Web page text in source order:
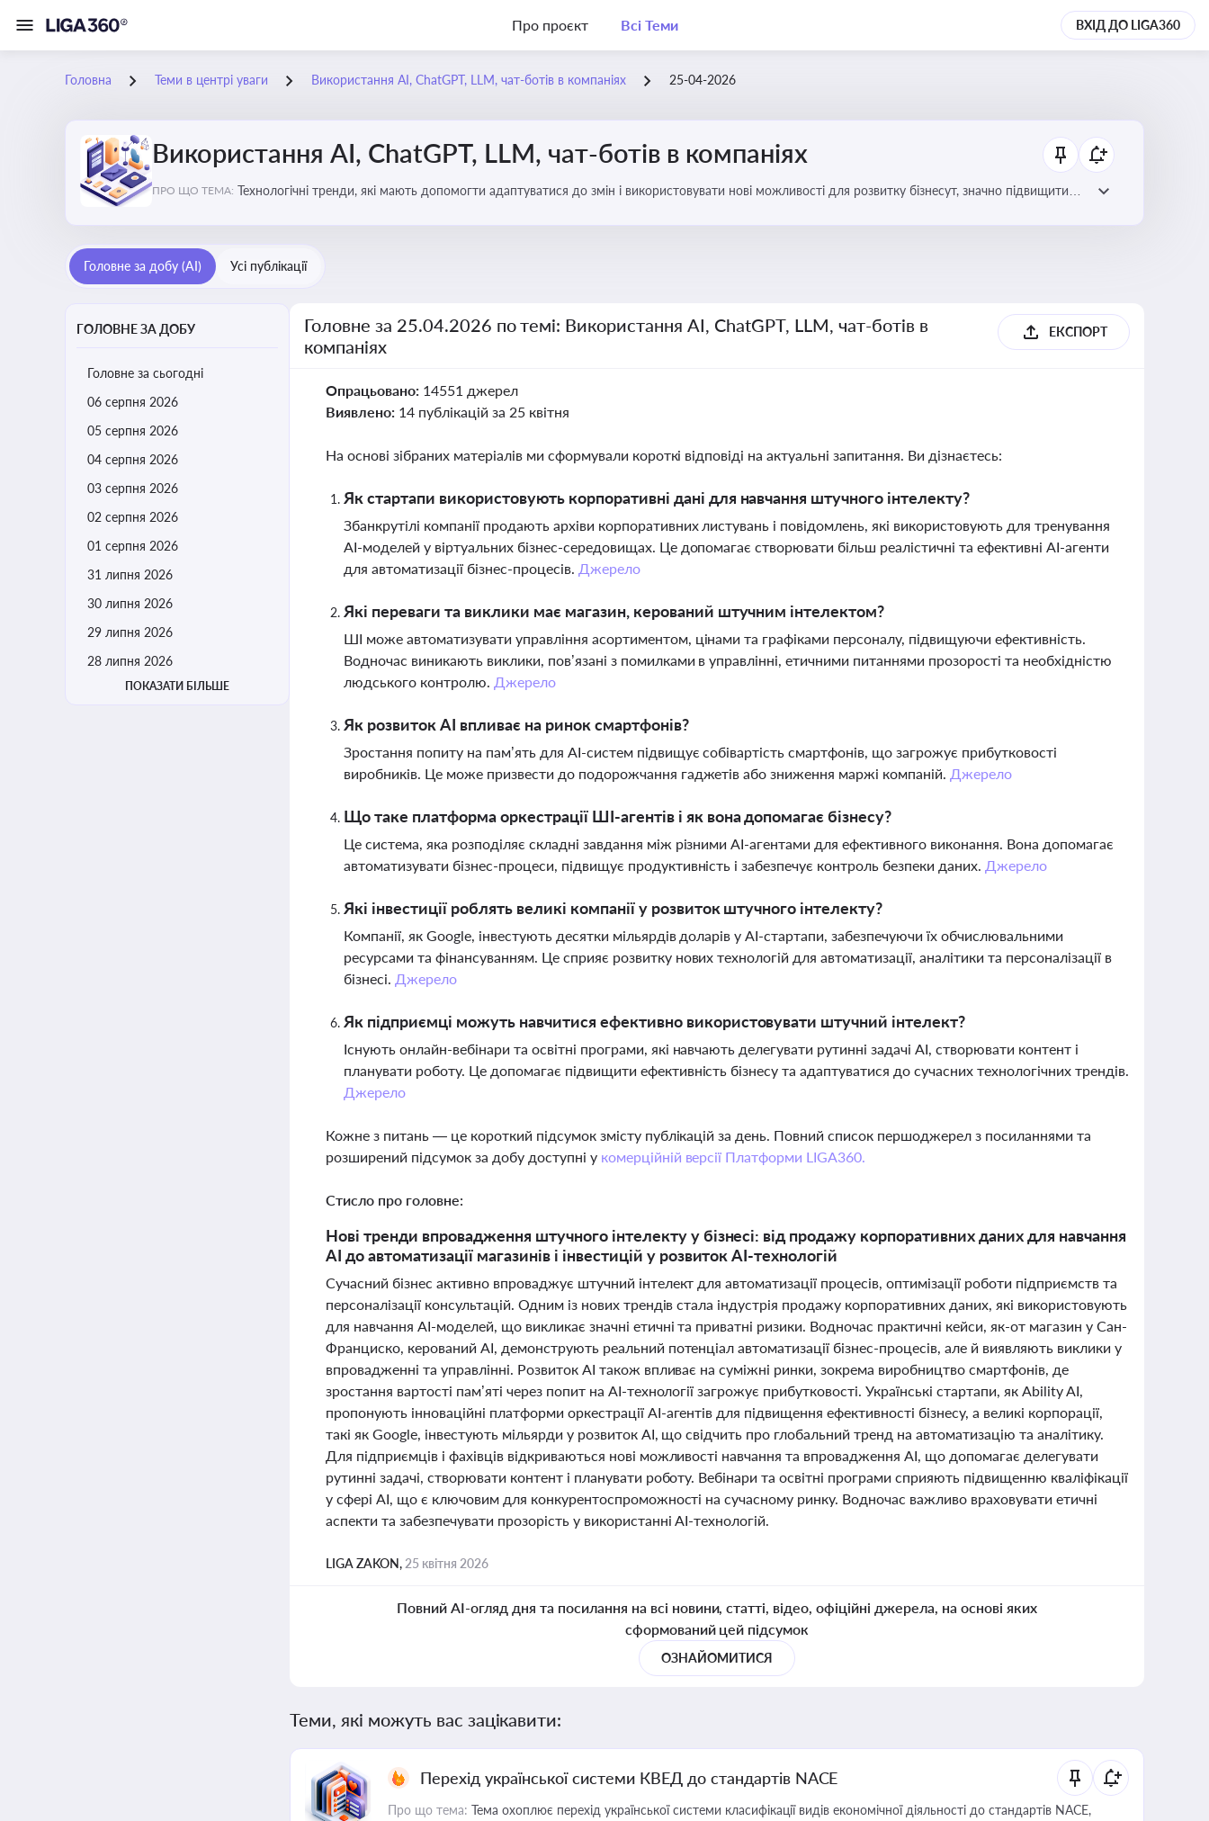
Про проєкт Всі Теми ВХІД ДО LIGA360
Головна Теми в центрі уваги Використання AI, ChatGPT, LLM, чат-ботів в компаніях 25-04-2026
Використання AI, ChatGPT, LLM, чат-ботів в компаніях
ПРО ЩО ТЕМА: Технологічні тренди, які мають допомогти адаптуватися до змін і використовувати нові можливості для розвитку бізнесут, значно підвищити
Головне за добу (AI) Усі публікації
ГОЛОВНЕ ЗА ДОБУ
Головне за сьогодні
06 серпня 2026
05 серпня 2026
04 серпня 2026
03 серпня 2026
02 серпня 2026
01 серпня 2026
31 липня 2026
30 липня 2026
29 липня 2026
28 липня 2026
ПОКАЗАТИ БІЛЬШЕ
Головне за 25.04.2026 по темі: Використання AI, ChatGPT, LLM, чат-ботів в
компаніях
ЕКСПОРТ
Опрацьовано: 14551 джерел
Виявлено: 14 публікацій за 25 квітня
На основі зібраних матеріалів ми сформували короткі відповіді на актуальні запитання. Ви дізнаєтесь:
Як стартапи використовують корпоративні дані для навчання штучного інтелекту?
Збанкрутілі компанії продають архіви корпоративних листувань і повідомлень, які використовують для тренування
AI-моделей у віртуальних бізнес-середовищах. Це допомагає створювати більш реалістичні та ефективні AI-агенти
для автоматизації бізнес-процесів. Джерело
Які переваги та виклики має магазин, керований штучним інтелектом?
ШІ може автоматизувати управління асортиментом, цінами та графіками персоналу, підвищуючи ефективність.
Водночас виникають виклики, пов’язані з помилками в управлінні, етичними питаннями прозорості та необхідністю
людського контролю. Джерело
Як розвиток AI впливає на ринок смартфонів?
Зростання попиту на пам’ять для AI-систем підвищує собівартість смартфонів, що загрожує прибутковості
виробників. Це може призвести до подорожчання гаджетів або зниження маржі компаній. Джерело
Що таке платформа оркестрації ШІ-агентів і як вона допомагає бізнесу?
Це система, яка розподіляє складні завдання між різними AI-агентами для ефективного виконання. Вона допомагає
автоматизувати бізнес-процеси, підвищує продуктивність і забезпечує контроль безпеки даних. Джерело
Які інвестиції роблять великі компанії у розвиток штучного інтелекту?
Компанії, як Google, інвестують десятки мільярдів доларів у AI-стартапи, забезпечуючи їх обчислювальними
ресурсами та фінансуванням. Це сприяє розвитку нових технологій для автоматизації, аналітики та персоналізації в
бізнесі. Джерело
Як підприємці можуть навчитися ефективно використовувати штучний інтелект?
Існують онлайн-вебінари та освітні програми, які навчають делегувати рутинні задачі AI, створювати контент і
планувати роботу. Це допомагає підвищити ефективність бізнесу та адаптуватися до сучасних технологічних трендів.
Джерело
Кожне з питань — це короткий підсумок змісту публікацій за день. Повний список першоджерел з посиланнями та
розширений підсумок за добу доступні у комерційній версії Платформи LIGA360.
Стисло про головне:
Нові тренди впровадження штучного інтелекту у бізнесі: від продажу корпоративних даних для навчання
AI до автоматизації магазинів і інвестицій у розвиток AI-технологій
Сучасний бізнес активно впроваджує штучний інтелект для автоматизації процесів, оптимізації роботи підприємств та
персоналізації консультацій. Одним із нових трендів стала індустрія продажу корпоративних даних, які використовують
для навчання AI-моделей, що викликає значні етичні та приватні ризики. Водночас практичні кейси, як-от магазин у Сан-
Франциско, керований AI, демонструють реальний потенціал автоматизації бізнес-процесів, але й виявляють виклики у
впровадженні та управлінні. Розвиток AI також впливає на суміжні ринки, зокрема виробництво смартфонів, де
зростання вартості пам’яті через попит на AI-технології загрожує прибутковості. Українські стартапи, як Ability AI,
пропонують інноваційні платформи оркестрації AI-агентів для підвищення ефективності бізнесу, а великі корпорації,
такі як Google, інвестують мільярди у розвиток AI, що свідчить про глобальний тренд на автоматизацію та аналітику.
Для підприємців і фахівців відкриваються нові можливості навчання та впровадження AI, що допомагає делегувати
рутинні задачі, створювати контент і планувати роботу. Вебінари та освітні програми сприяють підвищенню кваліфікації
у сфері AI, що є ключовим для конкурентоспроможності на сучасному ринку. Водночас важливо враховувати етичні
аспекти та забезпечувати прозорість у використанні AI-технологій.
LIGA ZAKON, 25 квітня 2026
Повний AI-огляд дня та посилання на всі новини, статті, відео, офіційні джерела, на основі яких
сформований цей підсумок
ОЗНАЙОМИТИСЯ
Теми, які можуть вас зацікавити:
Перехід української системи КВЕД до стандартів NACE
Про що тема: Тема охоплює перехід української системи класифікації видів економічної діяльності до стандартів NACE,